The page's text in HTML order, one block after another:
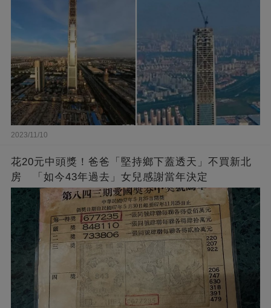
2023/11/10
花20元中頭獎！爸爸「堅持鄉下蓋透天」不買新北
房 「如今43年過去」女兒感謝當年決定